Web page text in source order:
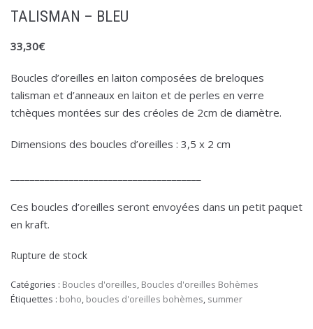
TALISMAN – BLEU
33,30€
Boucles d’oreilles en laiton composées de breloques
talisman et d’anneaux en laiton et de perles en verre
tchèques montées sur des créoles de 2cm de diamètre.
Dimensions des boucles d’oreilles : 3,5 x 2 cm
Ces boucles d’oreilles seront envoyées dans un petit paquet
en kraft.
Rupture de stock
Catégories : Boucles d'oreilles, Boucles d'oreilles Bohèmes
Étiquettes : boho, boucles d'oreilles bohèmes, summer